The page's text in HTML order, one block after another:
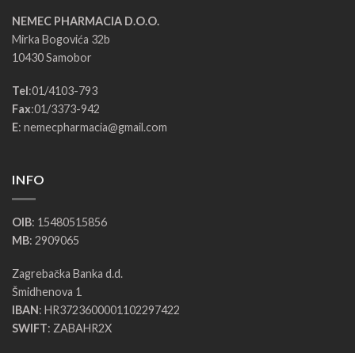
NEMEC PHARMACIA D.O.O.
Mirka Bogovića 32b
10430 Samobor
Tel:01/4103-793
Fax:01/3373-942
E: nemecpharmacia@gmail.com
INFO
OIB: 15480515856
MB: 2909065
Zagrebačka Banka d.d.
Šmidhenova 1
IBAN: HR3723600001102297422
SWIFT: ZABAHR2X